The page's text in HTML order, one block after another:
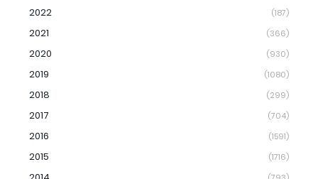
2022 (187)
2021 (366)
2020 (930)
2019 (1080)
2018 (299)
2017 (704)
2016 (1591)
2015 (1716)